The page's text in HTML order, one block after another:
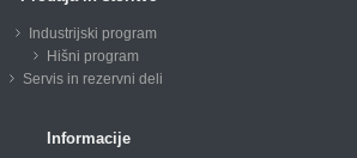
Industrijski program
Hišni program
Servis in rezervni deli
Informacije